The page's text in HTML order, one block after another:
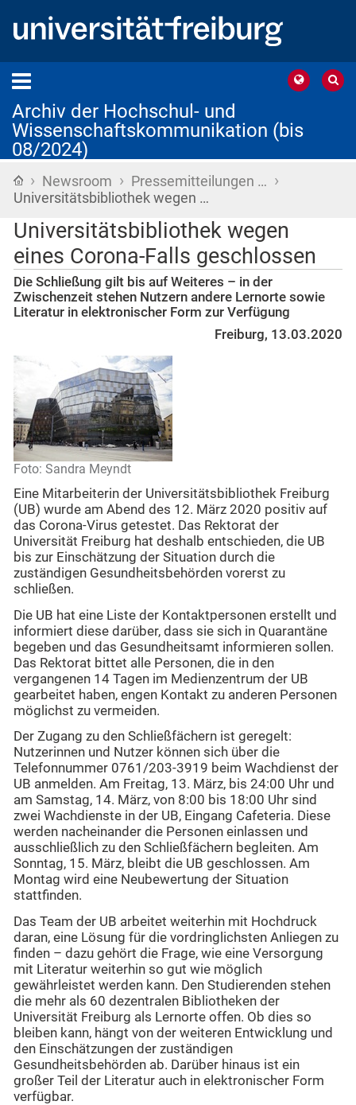
Archiv der Hochschul- und
Wissenschaftskommunikation (bis
08/2024)
Startseite
› Newsroom › Pressemitteilungen … ›
Universitätsbibliothek wegen …
Universitätsbibliothek wegen
eines Corona-Falls geschlossen
Die Schließung gilt bis auf Weiteres – in der
Zwischenzeit stehen Nutzern andere Lernorte sowie
Literatur in elektronischer Form zur Verfügung
Freiburg, 13.03.2020
Foto: Sandra Meyndt
Eine Mitarbeiterin der Universitätsbibliothek Freiburg
(UB) wurde am Abend des 12. März 2020 positiv auf
das Corona-Virus getestet. Das Rektorat der
Universität Freiburg hat deshalb entschieden, die UB
bis zur Einschätzung der Situation durch die
zuständigen Gesundheitsbehörden vorerst zu
schließen.
Die UB hat eine Liste der Kontaktpersonen erstellt und
informiert diese darüber, dass sie sich in Quarantäne
begeben und das Gesundheitsamt informieren sollen.
Das Rektorat bittet alle Personen, die in den
vergangenen 14 Tagen im Medienzentrum der UB
gearbeitet haben, engen Kontakt zu anderen Personen
möglichst zu vermeiden.
Der Zugang zu den Schließfächern ist geregelt:
Nutzerinnen und Nutzer können sich über die
Telefonnummer 0761/203-3919 beim Wachdienst der
UB anmelden. Am Freitag, 13. März, bis 24:00 Uhr und
am Samstag, 14. März, von 8:00 bis 18:00 Uhr sind
zwei Wachdienste in der UB, Eingang Cafeteria. Diese
werden nacheinander die Personen einlassen und
ausschließlich zu den Schließfächern begleiten. Am
Sonntag, 15. März, bleibt die UB geschlossen. Am
Montag wird eine Neubewertung der Situation
stattfinden.
Das Team der UB arbeitet weiterhin mit Hochdruck
daran, eine Lösung für die vordringlichsten Anliegen zu
finden – dazu gehört die Frage, wie eine Versorgung
mit Literatur weiterhin so gut wie möglich
gewährleistet werden kann. Den Studierenden stehen
die mehr als 60 dezentralen Bibliotheken der
Universität Freiburg als Lernorte offen. Ob dies so
bleiben kann, hängt von der weiteren Entwicklung und
den Einschätzungen der zuständigen
Gesundheitsbehörden ab. Darüber hinaus ist ein
großer Teil der Literatur auch in elektronischer Form
verfügbar.